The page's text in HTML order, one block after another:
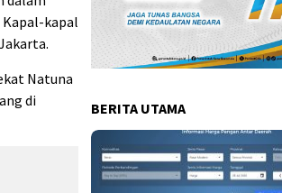
Kapal-kapal
Natuna
di
BERITA UTAMA